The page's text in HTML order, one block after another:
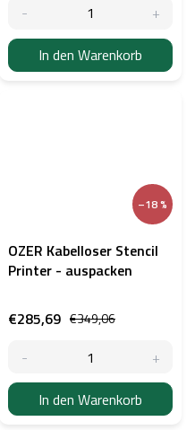
In den Warenkorb
–18 %
OZER Kabelloser Stencil
Printer - auspacken
€349,06
€285,69
In den Warenkorb